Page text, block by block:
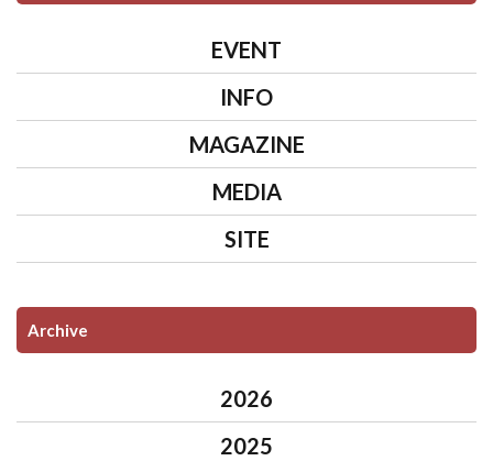
EVENT
INFO
MAGAZINE
MEDIA
SITE
Archive
2026
2025